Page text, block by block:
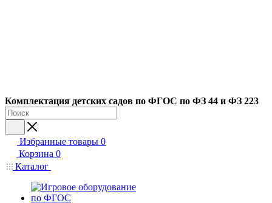
Комплектация детских садов по ФГОC по ФЗ 44 и ФЗ 223
Избранные товары 0
Корзина 0
Каталог